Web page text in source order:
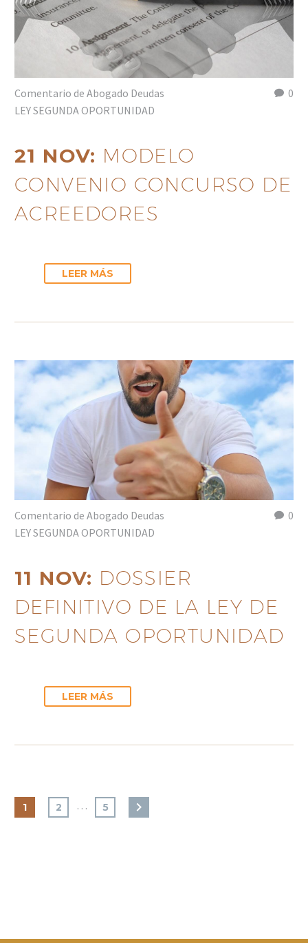
0
Comentario de Abogado Deudas
LEY SEGUNDA OPORTUNIDAD
21 NOV: MODELO
CONVENIO CONCURSO DE
ACREEDORES
LEER MÁS
0
Comentario de Abogado Deudas
LEY SEGUNDA OPORTUNIDAD
11 NOV: DOSSIER
DEFINITIVO DE LA LEY DE
SEGUNDA OPORTUNIDAD
LEER MÁS
1 2 … 5